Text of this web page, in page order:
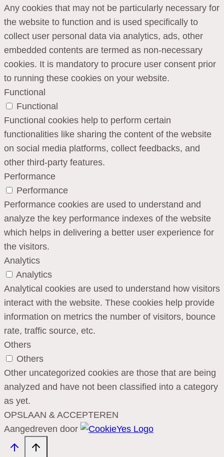
Any cookies that may not be particularly necessary for
the website to function and is used specifically to
collect user personal data via analytics, ads, other
embedded contents are termed as non-necessary
cookies. It is mandatory to procure user consent prior
to running these cookies on your website.
Functional
Functional
Functional cookies help to perform certain
functionalities like sharing the content of the website
on social media platforms, collect feedbacks, and
other third-party features.
Performance
Performance
Performance cookies are used to understand and
analyze the key performance indexes of the website
which helps in delivering a better user experience for
the visitors.
Analytics
Analytics
Analytical cookies are used to understand how visitors
interact with the website. These cookies help provide
information on metrics the number of visitors, bounce
rate, traffic source, etc.
Others
Others
Other uncategorized cookies are those that are being
analyzed and have not been classified into a category
as yet.
OPSLAAN & ACCEPTEREN
Aangedreven door